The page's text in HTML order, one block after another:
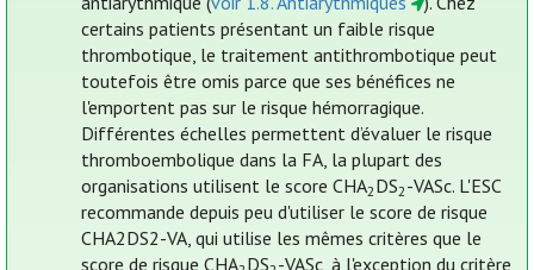
certains patients présentant un faible risque
thrombotique, le traitement antithrombotique peut
toutefois être omis parce que ses bénéfices ne
l'emportent pas sur le risque hémorragique.
Différentes échelles permettent d’évaluer le risque
thromboembolique dans la FA, la plupart des
organisations utilisent le score CHA2DS2-VASc. L'ESC
recommande depuis peu d'utiliser le score de risque
CHA2DS2-VA, qui utilise les mêmes critères que le
score de risque CHA DS -VASc, à l'exception du critère